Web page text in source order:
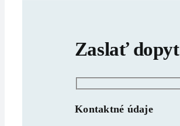
Zaslať dopyt
Kontaktné údaje